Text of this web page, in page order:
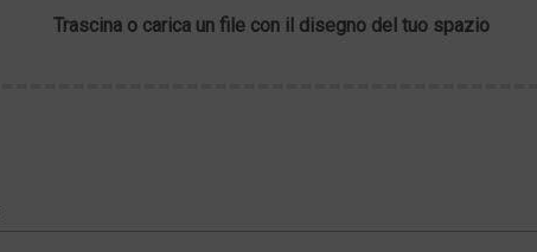
Trascina o carica un file con il disegno del tuo spazio